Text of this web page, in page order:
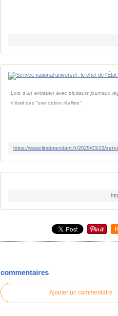
Lors d'un entretien avec plusieurs journaux
n'était pas "une option réaliste".
commentaires
Ajouter un commentaire